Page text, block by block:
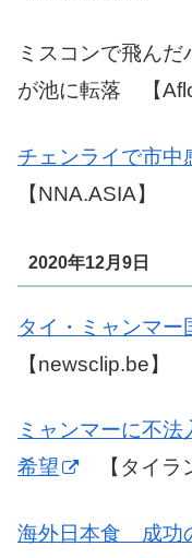
ミスコンで飛ん
が池に転落 【Aflo
チェンライで市中
【NNA.ASIA】
2020年12月9日
タイ・ミャンマー
【newsclip.be】
ミャンマーに不
希望
【タイラン
海外日本食 成功